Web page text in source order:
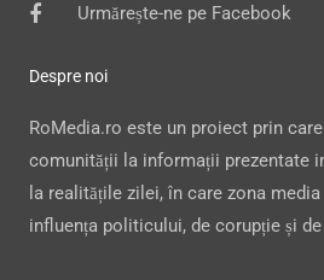
Urmărește-ne pe Facebook
Despre noi
RoMedia.ro este un proiect prin
comunității la informații prezentate
la realitățile zilei, în care zona
influența politicului, de corupție și